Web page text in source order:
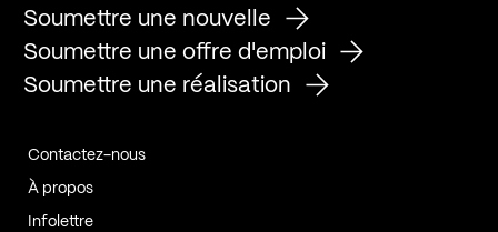
Soumettre une nouvelle
Soumettre une offre d'emploi
Soumettre une réalisation
Contactez-nous
À propos
Infolettre